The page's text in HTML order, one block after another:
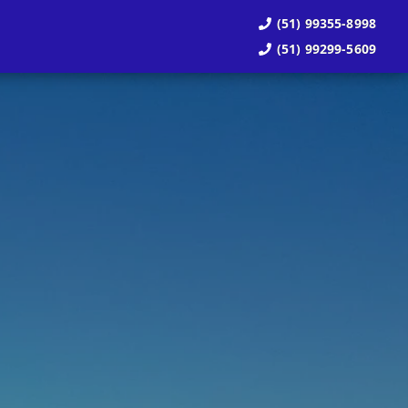
(51) 99355-8998
(51) 99299-5609